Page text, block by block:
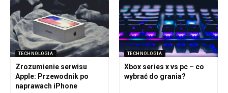
TECHNOLOGIA
Zrozumienie serwisu
Apple: Przewodnik po
naprawach iPhone
TECHNOLOGIA
Xbox series x vs pc – co
wybrać do grania?